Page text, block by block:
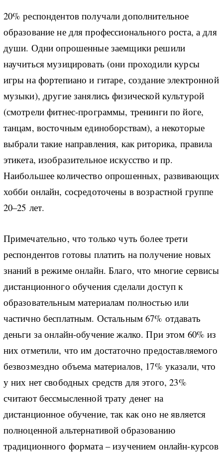
20% респондентов получали дополнительное
образование не для профессионального роста, а для
души. Одни опрошенные заемщики решили
научиться музицировать (они проходили курсы
игры на фортепиано и гитаре, создание электронной
музыки), другие занялись физической культурой
(смотрели фитнес-программы, тренинги по йоге,
танцам, восточным единоборствам), а некоторые
выбрали такие направления, как риторика, правила
этикета, изобразительное искусство и пр.
Наибольшее количество опрошенных, развивающих
хобби онлайн, сосредоточены в возрастной группе
20–25 лет.
Примечательно, что только чуть более трети
респондентов готовы платить на получение новых
знаний в режиме онлайн. Благо, что многие сервисы
дистанционного обучения сделали доступ к
образовательным материалам полностью или
частично бесплатным. Остальным 67% отдавать
деньги за онлайн-обучение жалко. При этом 60% из
них отметили, что им достаточно предоставляемого
безвозмездно объема материалов, 17% указали, что
у них нет свободных средств для этого, 23%
считают бессмысленной трату денег на
дистанционное обучение, так как оно не является
полноценной альтернативой образованию
традиционного формата – изучением онлайн-курсов